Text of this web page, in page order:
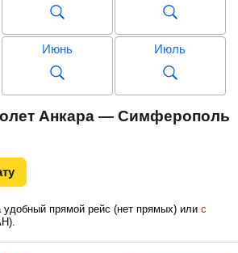
Июнь Июль
Сентябрь Октябрь
Анкара — Симферополь
удобный прямой рейс (нет прямых) или с
).